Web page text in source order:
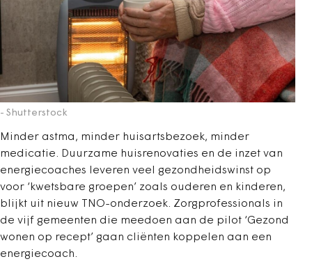
- Shutterstock
Minder astma, minder huisartsbezoek, minder
medicatie. Duurzame huisrenovaties en de inzet van
energiecoaches leveren veel gezondheidswinst op
voor ‘kwetsbare groepen’ zoals ouderen en kinderen,
blijkt uit nieuw TNO-onderzoek. Zorgprofessionals in
de vijf gemeenten die meedoen aan de pilot ‘Gezond
wonen op recept’ gaan cliënten koppelen aan een
energiecoach.